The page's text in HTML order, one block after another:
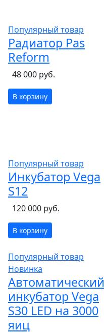
Популярный товар
Радиатор Pas
Reform
48 000 руб.
В корзину
Популярный товар
Инкубатор Vega
S12
120 000 руб.
В корзину
Популярный товар
Новинка
Автоматический
инкубатор Vega
S30 LED на 3000
яиц